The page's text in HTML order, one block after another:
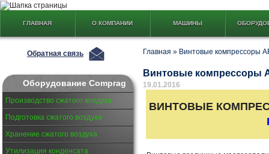
ГЛАВНАЯ О КОМПАНИИ МАШИНЫ
Обратная связь
Оборудование Comprag
Производство сжатого воздуха
Подготовка сжатого воздуха
Хранение сжатого воздуха
Утилизация конденсата
Главная » Винтовые компрессоры
Винтовые компрессоры
19.01.2016
ВИНТОВЫЕ